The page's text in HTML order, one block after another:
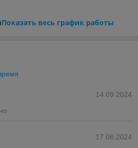
Показать весь график работы
14.09.2024
17.08.2024